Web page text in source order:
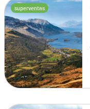
superventas